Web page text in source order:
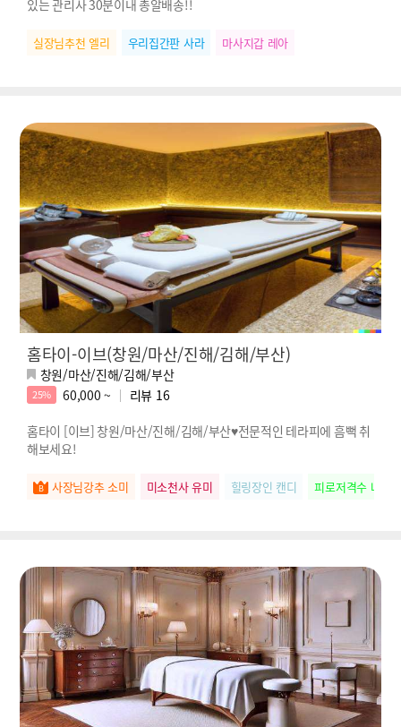
있는 관리사 30분이내 총알배송!!
실장님추천 엘리 우리집간판 사라 마사지갑 레아
홈타이-이브(창원/마산/진해/김해/부산)
창원/마산/진해/김해/부산
25% 60,000 ~ 리뷰 16
홈타이 [이브] 창원/마산/진해/김해/부산♥전문적인 테라피에 흠뻑 취
해보세요!
사장님강추 소미 미소천사 유미 힐링장인 캔디 피로저격수 나나